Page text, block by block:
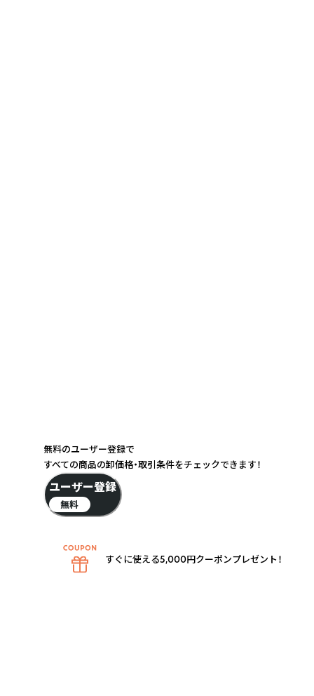
無料のユーザー登録で
すべての商品の卸価格・取引条件をチェックできます！
ユーザー登録
無料
すぐに使える5,000円クーポンプレゼント！